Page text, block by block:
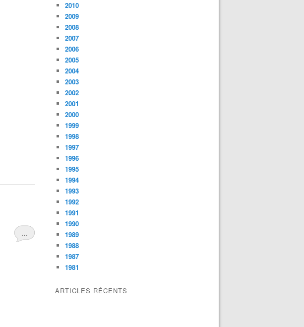
…
2010
2009
2008
2007
2006
2005
2004
2003
2002
2001
2000
1999
1998
1997
1996
1995
1994
1993
1992
1991
1990
1989
1988
1987
1981
ARTICLES RÉCENTS